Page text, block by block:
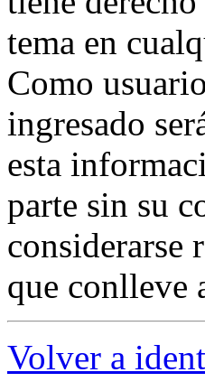
tema en
Como usuario
ingresado
esta
parte sin su
considerarse
que conlleve
Volver a